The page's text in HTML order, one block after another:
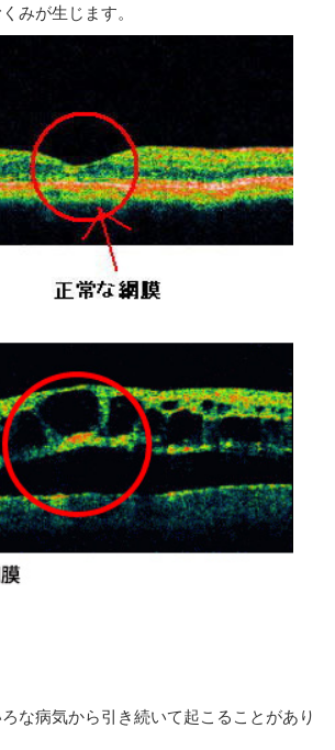
みが生じます。
な病気から引き続いて起こることがあり